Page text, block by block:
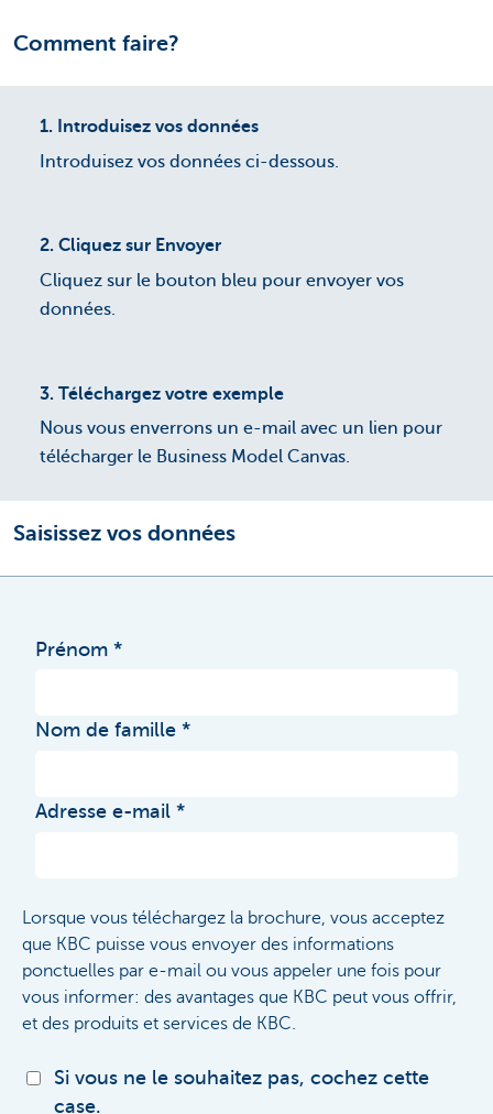
Comment faire?
1.
Introduisez vos données
Introduisez vos données ci-dessous.
2. Cliquez sur Envoyer
Cliquez sur le bouton bleu pour envoyer vos
données.
3. Téléchargez votre exemple
Nous vous enverrons un e-mail avec un lien pour
télécharger le Business Model Canvas.
Saisissez vos données
Prénom
Nom de famille
Adresse e-mail
Lorsque vous téléchargez la brochure, vous acceptez
que KBC puisse vous envoyer des informations
ponctuelles par e-mail ou vous appeler une fois pour
vous informer: des avantages que KBC peut vous offrir,
et des produits et services de KBC.
Si vous ne le souhaitez pas, cochez cette
case.